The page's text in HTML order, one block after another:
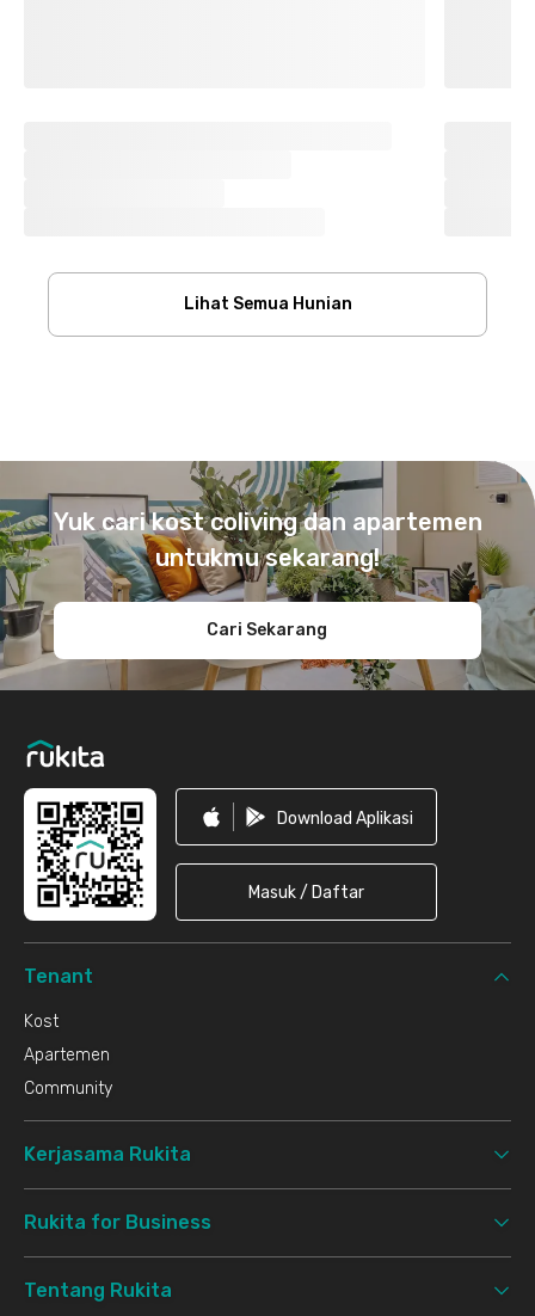
Lihat Semua Hunian
Yuk cari kost coliving dan apartemen
untukmu sekarang!
Cari Sekarang
Download Aplikasi
Masuk / Daftar
Tenant
Kost
Apartemen
Community
Kerjasama Rukita
Rukita for Business
Tentang Rukita